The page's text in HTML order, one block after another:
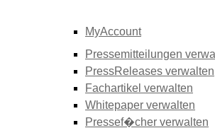
MyAccount
Pressemitteilungen
PressReleases verwalten
Fachartikel verwalten
Whitepaper verwalten
Pressef�cher verwalten